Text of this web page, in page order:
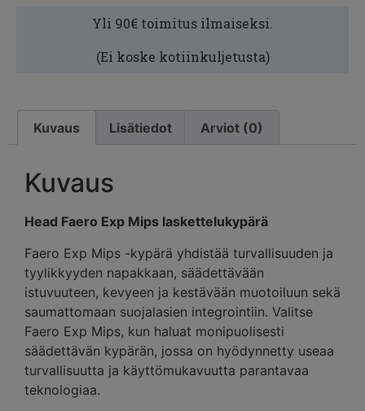
Yli 90€ toimitus ilmaiseksi.
(Ei koske kotiinkuljetusta)
Kuvaus Lisätiedot Arviot (0)
Kuvaus
Head Faero Exp Mips laskettelukypärä
Faero Exp Mips -kypärä yhdistää turvallisuuden ja
tyylikkyyden napakkaan, säädettävään
istuvuuteen, kevyeen ja kestävään muotoiluun sekä
saumattomaan suojalasien integrointiin. Valitse
Faero Exp Mips, kun haluat monipuolisesti
säädettävän kypärän, jossa on hyödynnetty useaa
turvallisuutta ja käyttömukavuutta parantavaa
teknologiaa.